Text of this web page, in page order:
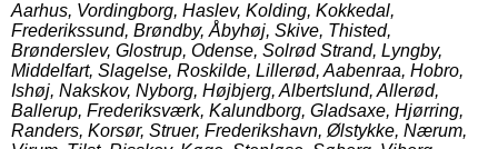
Aarhus, Vordingborg, Haslev, Kolding, Kokkedal,
Frederikssund, Brøndby, Åbyhøj, Skive, Thisted,
Brønderslev, Glostrup, Odense, Solrød Strand, Lyngby,
Middelfart, Slagelse, Roskilde, Lillerød, Aabenraa, Hobro,
Ishøj, Nakskov, Nyborg, Højbjerg, Albertslund, Allerød,
Ballerup, Frederiksværk, Kalundborg, Gladsaxe, Hjørring,
Randers, Korsør, Struer, Frederikshavn, Ølstykke, Nærum,